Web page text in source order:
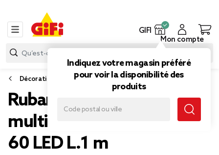
GIFI
Indiquez votre magasin préféré
pour voir la disponibilité des
produits
Mon compte
Décoration lumineuse intérieure
Ruban lumineux
multicolore connecté USB
60 LED L.1 m